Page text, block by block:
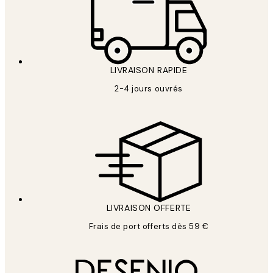
LIVRAISON RAPIDE
2-4 jours ouvrés
LIVRAISON OFFERTE
Frais de port offerts dès 59 €